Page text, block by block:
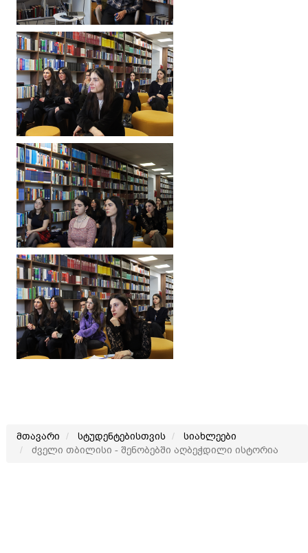
მთავარი სტუდენტებისთვის
სიახლეები
ძველი თბილისი - შენობებში აღბეჭდილი ისტორია